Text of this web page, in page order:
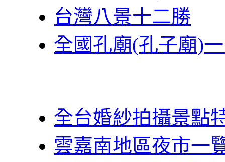
台灣八景十二勝
全國孔廟(孔子廟)
全台婚紗拍攝景點
雲嘉南地區夜市一